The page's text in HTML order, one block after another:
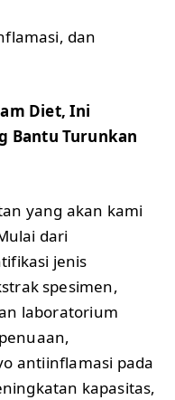
dan
Diet, Ini
Bantu Turunkan
yang akan kami
dari
jenis
spesimen,
laboratorium
antiinflamasi pada
kapasitas,